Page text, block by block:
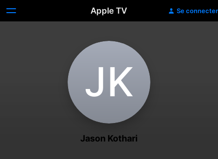
Apple TV Se connecter
J‌K
Jason Kothari